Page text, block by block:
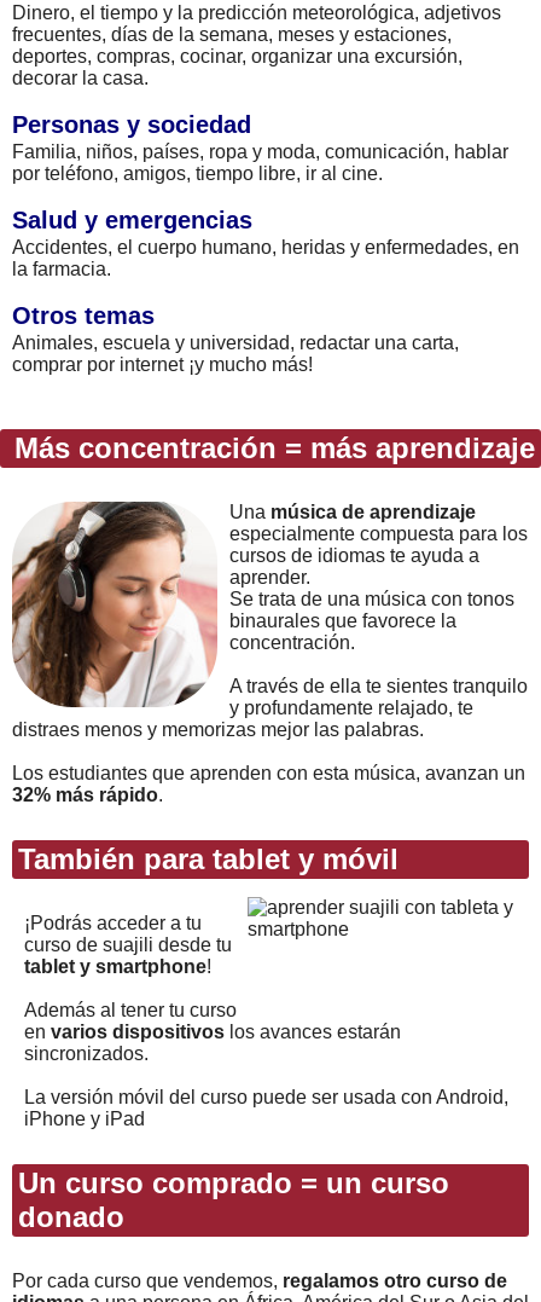
Dinero, el tiempo y la predicción meteorológica, adjetivos
frecuentes, días de la semana, meses y estaciones,
deportes, compras, cocinar, organizar una excursión,
decorar la casa.
Personas y sociedad
Familia, niños, países, ropa y moda, comunicación, hablar
por teléfono, amigos, tiempo libre, ir al cine.
Salud y emergencias
Accidentes, el cuerpo humano, heridas y enfermedades, en
la farmacia.
Otros temas
Animales, escuela y universidad, redactar una carta,
comprar por internet ¡y mucho más!
Más concentración = más aprendizaje
Una música de aprendizaje
especialmente compuesta para los
cursos de idiomas te ayuda a
aprender.
Se trata de una música con tonos
binaurales que favorece la
concentración.
A través de ella te sientes tranquilo
y profundamente relajado, te
distraes menos y memorizas mejor las palabras.
Los estudiantes que aprenden con esta música, avanzan un
32% más rápido.
También para tablet y móvil
¡Podrás acceder a tu
curso de suajili desde tu
tablet y smartphone!
Además al tener tu curso
en varios dispositivos los avances estarán
sincronizados.
La versión móvil del curso puede ser usada con Android,
iPhone y iPad
Un curso comprado = un curso
donado
Por cada curso que vendemos, regalamos otro curso de